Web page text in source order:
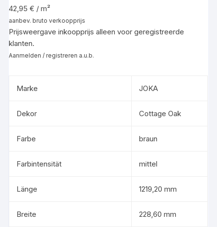
42,95 € / m²
aanbev. bruto verkoopprijs
Prijsweergave inkoopprijs alleen voor geregistreerde
klanten.
Aanmelden / registreren a.u.b.
Marke JOKA
Dekor Cottage Oak
Farbe braun
Farbintensität mittel
Länge 1219,20 mm
Breite 228,60 mm